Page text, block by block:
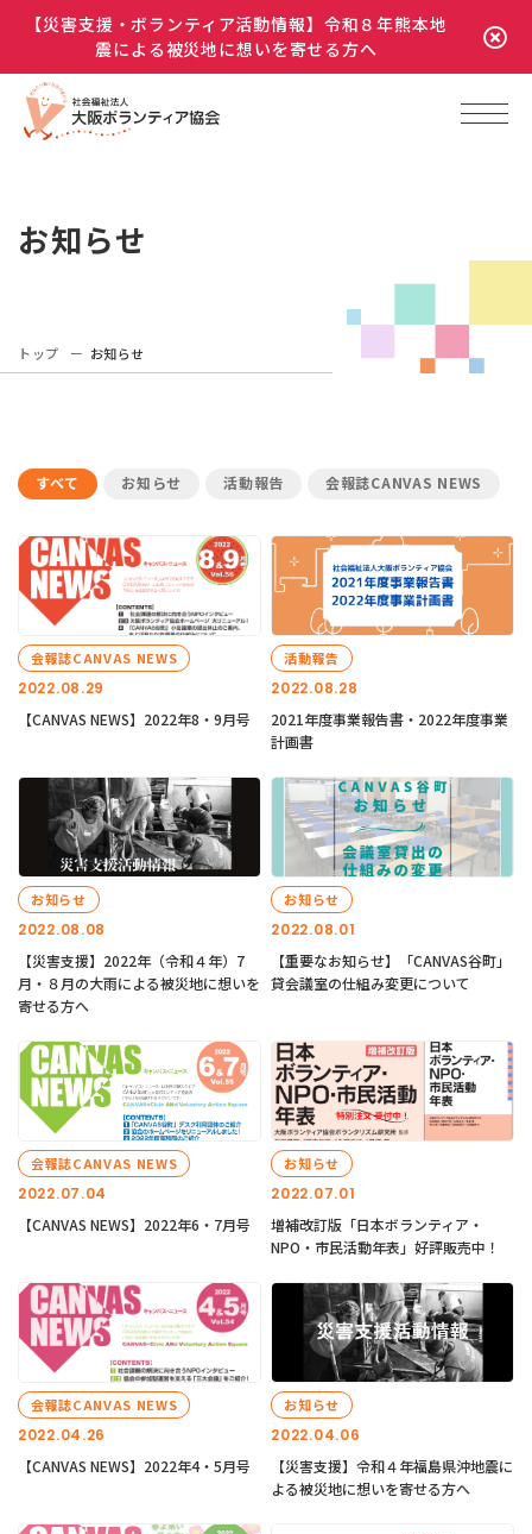
【災害支援・ボランティア活動情報】令和８年熊本地
震による被災地に想いを寄せる方へ
お知らせ
トップ お知らせ
すべて お知らせ 活動報告 会報誌CANVAS NEWS
2022.08.29
会報誌CANVAS NEWS
【CANVAS NEWS】2022年8・9月号
2022.08.28
活動報告
2021年度事業報告書・2022年度事業
計画書
2022.08.08
お知らせ
【災害支援】2022年（令和４年）7
月・８月の大雨による被災地に想いを
寄せる方へ
2022.08.01
お知らせ
【重要なお知らせ】「CANVAS谷町」
貸会議室の仕組み変更について
2022.07.04
会報誌CANVAS NEWS
【CANVAS NEWS】2022年6・7月号
2022.07.01
お知らせ
増補改訂版「日本ボランティア・
NPO・市民活動年表」好評販売中！
2022.04.26
会報誌CANVAS NEWS
【CANVAS NEWS】2022年4・5月号
2022.04.06
お知らせ
【災害支援】令和４年福島県沖地震に
よる被災地に想いを寄せる方へ